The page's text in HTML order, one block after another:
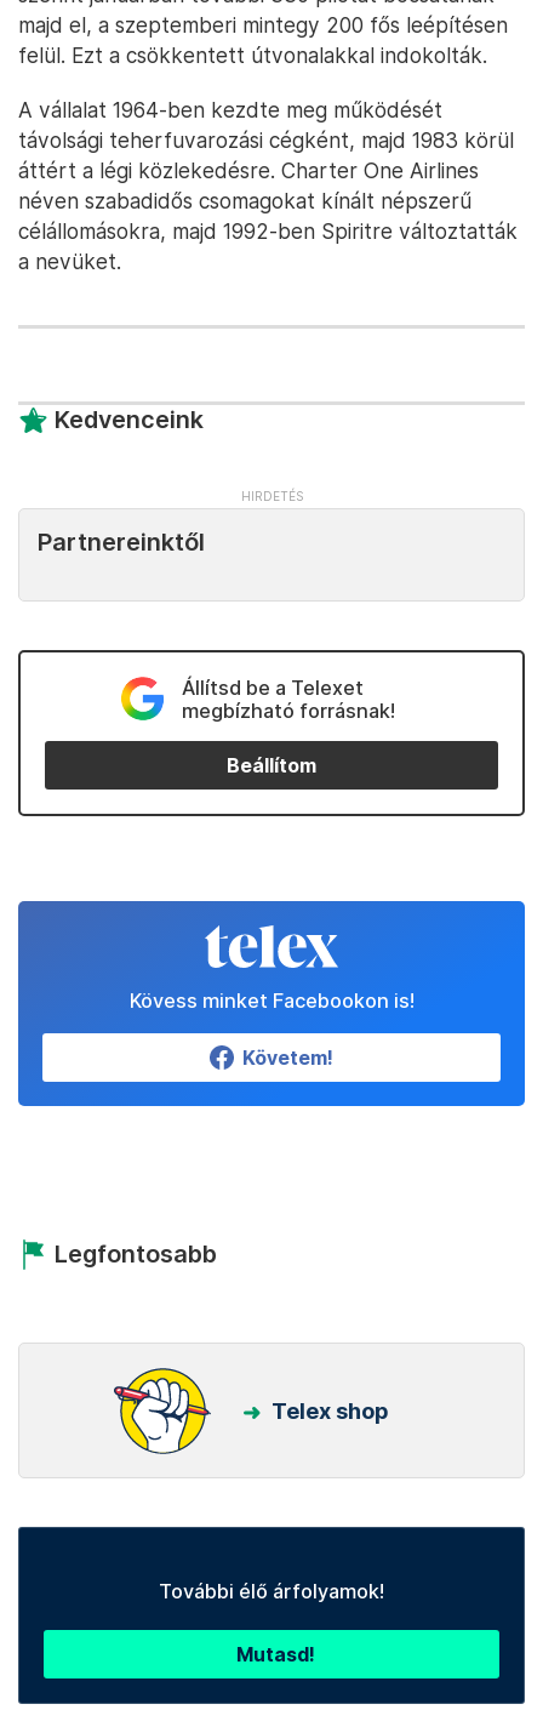
majd el, a szeptemberi mintegy 200 fős leépítésen
felül. Ezt a csökkentett útvonalakkal indokolták.
A vállalat 1964-ben kezdte meg működését
távolsági teherfuvarozási cégként, majd 1983 körül
áttért a légi közlekedésre. Charter One Airlines
néven szabadidős csomagokat kínált népszerű
célállomásokra, majd 1992-ben Spiritre változtatták
a nevüket.
Kedvenceink
Partnereinktől
Állítsd be a Telexet
megbízható forrásnak!
Beállítom
Kövess minket Facebookon is!
Követem!
Legfontosabb
Telex shop
További élő árfolyamok!
Mutasd!